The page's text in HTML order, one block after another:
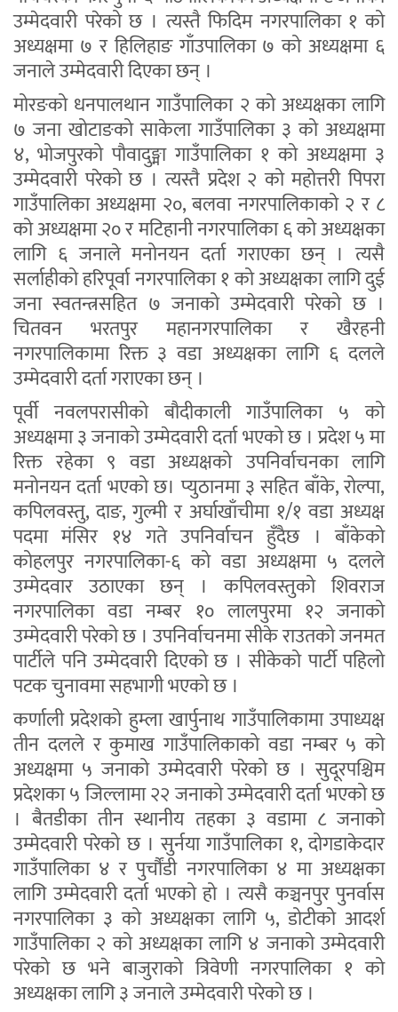
उम्मेदवारी परेको छ । त्यस्तै फिदिम नगरपालिका १ को
अध्यक्षमा ७ र हिलिहाङ गाँउपालिका ७ को अध्यक्षमा ६
जनाले उम्मेदवारी दिएका छन् ।
मोरङको धनपालथान गाउँपालिका २ को अध्यक्षका लागि
७ जना खोटाङको साकेला गाउँपालिका ३ को अध्यक्षमा
४, भोजपुरको पौवादुङ्मा गाउँपालिका १ को अध्यक्षमा ३
उम्मेदवारी परेको छ । त्यस्तै प्रदेश २ को महोत्तरी पिपरा
गाउँपालिका अध्यक्षमा २०, बलवा नगरपालिकाको २ र ८
को अध्यक्षमा २० र मटिहानी नगरपालिका ६ को अध्यक्षका
लागि ६ जनाले मनोनयन दर्ता गराएका छन् । त्यसै
सर्लाहीको हरिपूर्वा नगरपालिका १ को अध्यक्षका लागि दुई
जना स्वतन्त्रसहित ७ जनाको उम्मेदवारी परेको छ ।
चितवन भरतपुर महानगरपालिका र खैरहनी
नगरपालिकामा रिक्त ३ वडा अध्यक्षका लागि ६ दलले
उम्मेदवारी दर्ता गराएका छन् ।
पूर्वी नवलपरासीको बौदीकाली गाउँपालिका ५ को
अध्यक्षमा ३ जनाको उम्मेदवारी दर्ता भएको छ । प्रदेश ५ मा
रिक्त रहेका ९ वडा अध्यक्षको उपनिर्वाचनका लागि
मनोनयन दर्ता भएको छ। प्युठानमा ३ सहित बाँके, रोल्पा,
कपिलवस्तु, दाङ, गुल्मी र अर्घाखाँचीमा १/१ वडा अध्यक्ष
पदमा मंसिर १४ गते उपनिर्वाचन हुँदैछ । बाँकेको
कोहलपुर नगरपालिका-६ को वडा अध्यक्षमा ५ दलले
उम्मेदवार उठाएका छन् । कपिलवस्तुको शिवराज
नगरपालिका वडा नम्बर १० लालपुरमा १२ जनाको
उम्मेदवारी परेको छ । उपनिर्वाचनमा सीके राउतको जनमत
पार्टीले पनि उम्मेदवारी दिएको छ । सीकेको पार्टी पहिलो
पटक चुनावमा सहभागी भएको छ ।
कर्णाली प्रदेशको हुम्ला खार्पुनाथ गाउँपालिकामा उपाध्यक्ष
तीन दलले र कुमाख गाउँपालिकाको वडा नम्बर ५ को
अध्यक्षमा ५ जनाको उम्मेदवारी परेको छ । सुदूरपश्चिम
प्रदेशका ५ जिल्लामा २२ जनाको उम्मेदवारी दर्ता भएको छ
। बैतडीका तीन स्थानीय तहका ३ वडामा ८ जनाको
उम्मेदवारी परेको छ । सुर्नया गाउँपालिका १, दोगडाकेदार
गाउँपालिका ४ र पुर्चौंडी नगरपालिका ४ मा अध्यक्षका
लागि उम्मेदवारी दर्ता भएको हो । त्यसै कञ्चनपुर पुनर्वास
नगरपालिका ३ को अध्यक्षका लागि ५, डोटीको आदर्श
गाउँपालिका २ को अध्यक्षका लागि ४ जनाको उम्मेदवारी
परेको छ भने बाजुराको त्रिवेणी नगरपालिका १ को
अध्यक्षका लागि ३ जनाले उम्मेदवारी परेको छ ।